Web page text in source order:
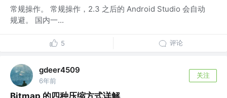
常规操作。 常规操作，2.3 之后的 Android Studio 会自动
规避。 国内一...
5 评论
gdeer4509
6年前
关注